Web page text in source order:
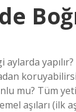
aylarda
mu? Tüm
aşıları (ilk